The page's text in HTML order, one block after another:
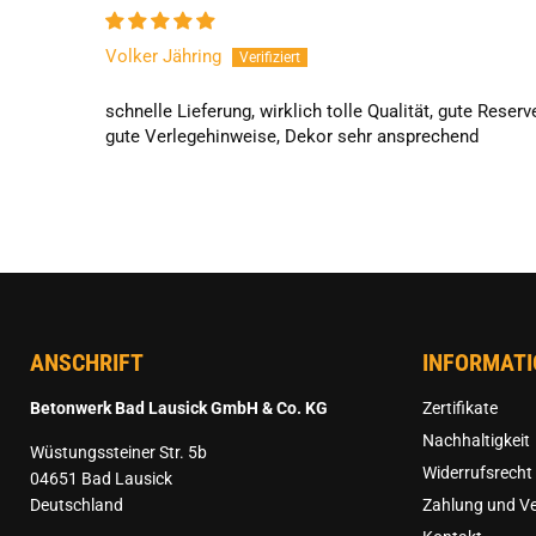
Volker Jähring
schnelle Lieferung, wirklich tolle Qualität, gute
gute Verlegehinweise, Dekor sehr ansprechend
ANSCHRIFT
Betonwerk Bad Lausick GmbH & Co. KG
Wüstungssteiner Str. 5b
04651 Bad Lausick
Deutschland
Zertifikate
Nachhaltigkeit
Widerrufsrecht
Zahlung und